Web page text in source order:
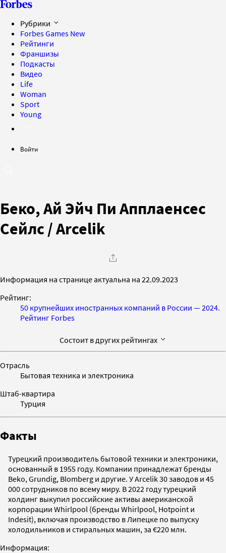
Рубрики
Forbes Games New
Рейтинги
Франшизы
Подкасты
Видео
Life
Woman
Sport
Young
Войти
Беко, Ай Эйч Пи Апплаенсес
Сейлс / Arcelik
Информация на странице актуальна на 22.09.2023
Рейтинг:
50 крупнейших иностранных компаний в России — 2024.
Рейтинг Forbes
Состоит в других рейтингах
Отрасль
Бытовая техника и электроника
Штаб-квартира
Турция
Факты
Турецкий производитель бытовой техники и электроники,
основанный в 1955 году. Компании принадлежат бренды
Beko, Grundig, Blomberg и другие. У Arcelik 30 заводов и 45
000 сотрудников по всему миру. В 2022 году турецкий
холдинг выкупил российские активы американской
корпорации Whirlpool (бренды Whirlpool, Hotpoint и
Indesit), включая производство в Липецке по выпуску
холодильников и стиральных машин, за €220 млн.
Информация: